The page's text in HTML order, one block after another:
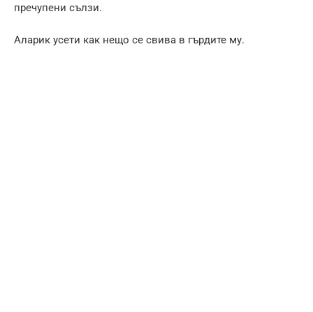
пречупени сълзи.
Аларик усети как нещо се свива в гърдите му.